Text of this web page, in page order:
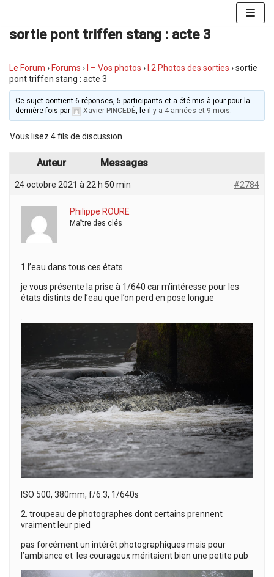
contenu
sortie pont triffen stang : acte 3
Le Forum › Forums › I – Vos photos › I.2 Photos des sorties ›sortie
pont triffen stang : acte 3
Ce sujet contient 6 réponses, 5 participants et a été mis à jour pour la
dernière fois par
Xavier PINCEDÉ, le il y a 4 années et 9 mois.
Vous lisez 4 fils de discussion
Auteur Messages
24 octobre 2021 à 22 h 50 min #2784
Philippe ROURE
Maître des clés
1.l’eau dans tous ces états
je vous présente la prise à 1/640 car m’intéresse pour les
états distints de l’eau que l’on perd en pose longue
ISO 500, 380mm, f/6.3, 1/640s
2. troupeau de photographes dont certains prennent
vraiment leur pied
pas forcément un intérêt photographiques mais pour
l’ambiance et les courageux méritaient bien une petite pub